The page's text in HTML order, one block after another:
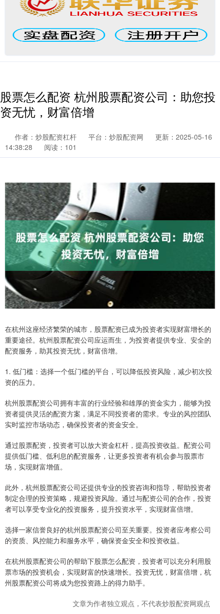
股票怎么配资 杭州股票配资公司：助您投
资无忧，财富倍增
作者：炒股配资杠杆 平台：炒股配资网
更新：2025-05-16
14:38:28
阅读：101
在杭州这座经济繁荣的城市，股票配资已成为投资者实现财富增长的
重要途径。杭州股票配资公司应运而生，为投资者提供专业、安全的
配资服务，助其投资无忧，财富倍增。
1. 低门槛：选择一个低门槛的平台，可以降低投资风险，减少初次投
资的压力。
杭州股票配资公司拥有丰富的行业经验和雄厚的资金实力，能够为投
资者提供灵活的配资方案，满足不同投资者的需求。专业的风控团队
实时监控市场动态，确保投资者的资金安全。
通过股票配资，投资者可以放大资金杠杆，提高投资收益。配资公司
提供低门槛、低利息的配资服务，让更多投资者有机会参与股票市
场，实现财富增值。
此外，杭州股票配资公司还提供专业的投资咨询和指导，帮助投资者
制定合理的投资策略，规避投资风险。通过与配资公司的合作，投资
者可以享受专业化的投资服务，提升投资水平，实现财富倍增。
选择一家信誉良好的杭州股票配资公司至关重要。投资者应考察公司
的资质、风控能力和服务水平，确保资金安全和投资收益。
在杭州股票配资公司的帮助下股票怎么配资，投资者可以充分利用股
票市场的投资机会，实现财富的快速增长。投资无忧，财富倍增，杭
州股票配资公司将成为您投资路上的得力助手。
文章为作者独立观点，不代表炒股配资网观点